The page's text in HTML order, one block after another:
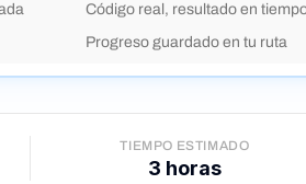
Código real, resultado en
Progreso guardado en tu ruta
TIEMPO ESTIMADO
3 horas